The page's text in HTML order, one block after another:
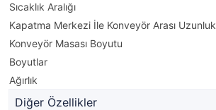
Sıcaklık Aralığı
Kapatma Merkezi İle Konveyör Arası Uzunluk
Konveyör Masası Boyutu
Boyutlar
Ağırlık
Diğer Özellikler